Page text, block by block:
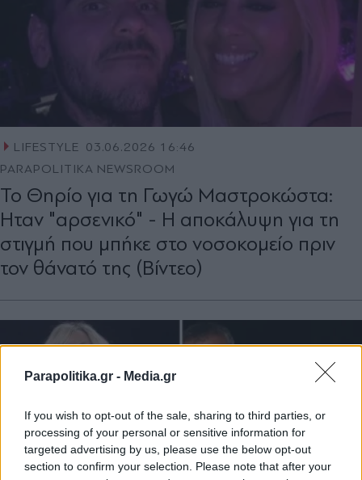
Parapolitika.gr - Media.gr
If you wish to opt-out of the sale, sharing to third parties, or
processing of your personal or sensitive information for
targeted advertising by us, please use the below opt-out
section to confirm your selection. Please note that after your
LIFESTYLE
03.06.2026 16:46
PARAPOLITIKA NEWSROOM
Το Θηρίο για τη Γωγώ Μαστροκώστα:
Ηταν "αρσενικό" - Η αποκάλυψη για τη
στιγμή που μπήκε στο νoσoκομείο πριν
τον θάνατό της (Βίντεο)